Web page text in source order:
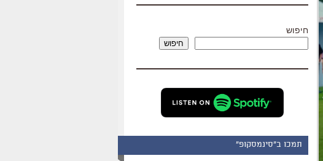
כדי
שמע.
חיפוש
חיפוש
תמכו ב"סינמסקופ"